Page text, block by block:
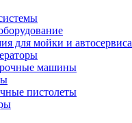
для мойки и автосервиса
машины
пистолеты